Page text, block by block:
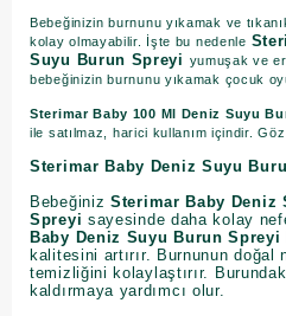
Bebeğinizin burnunu yıkamak ve
kolay olmayabilir. İşte bu nedenle
Suyu Burun Spreyi yumuşak ve
bebeğinizin burnunu yıkamak çocuk
Sterimar Baby 100 Ml Deniz Suyu
ile satılmaz, harici kullanım içindir. Göz
Sterimar Baby Deniz Suyu
Bebeğiniz Sterimar Baby Deniz
Spreyi sayesinde daha kolay
Baby Deniz Suyu Burun Spreyi
kalitesini artırır. Burnunun doğal
temizliğini kolaylaştırır.
kaldırmaya yardımcı olur.